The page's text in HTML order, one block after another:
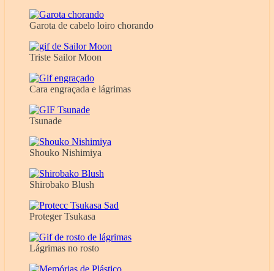
Garota de cabelo loiro chorando
Triste Sailor Moon
Cara engraçada e lágrimas
Tsunade
Shouko Nishimiya
Shirobako Blush
Proteger Tsukasa
Lágrimas no rosto